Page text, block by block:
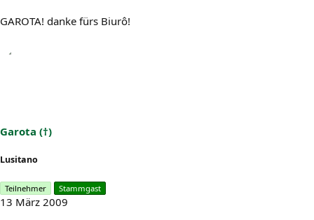
GAROTA! danke fürs Biurô!
Garota (†)
Lusitano
Teilnehmer Stammgast
13 März 2009